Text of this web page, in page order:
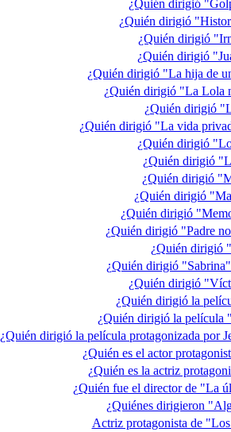
¿Quién dirigió
¿Quién dirigió
¿Quién dirigió
¿Quién dirigió
¿Quién dirigió "La hija de
¿Quién dirigió "La Lola
¿Quién dirigió
¿Quién dirigió "La vida
¿Quién dirigió
¿Quién dirigió
¿Quién dirigió
¿Quién dirigió
¿Quién dirigió
¿Quién dirigió "Padre
¿Quién dirigió
¿Quién dirigió
¿Quién dirigió
¿Quién dirigió la
¿Quién dirigió la película
¿Quién dirigió la película protagonizada por
¿Quién es el actor
¿Quién es la actriz
¿Quién fue el director de "La
¿Quiénes dirigieron
Actriz protagonista de